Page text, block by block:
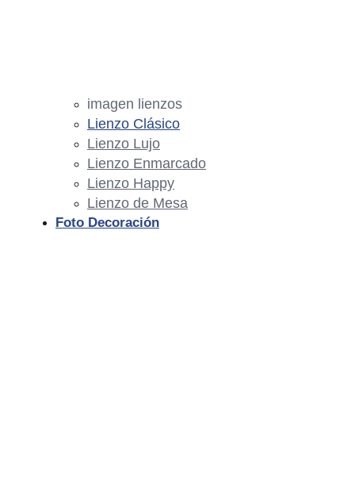
imagen lienzos
Lienzo Clásico
Lienzo Lujo
Lienzo Enmarcado
Lienzo Happy
Lienzo de Mesa
Foto Decoración